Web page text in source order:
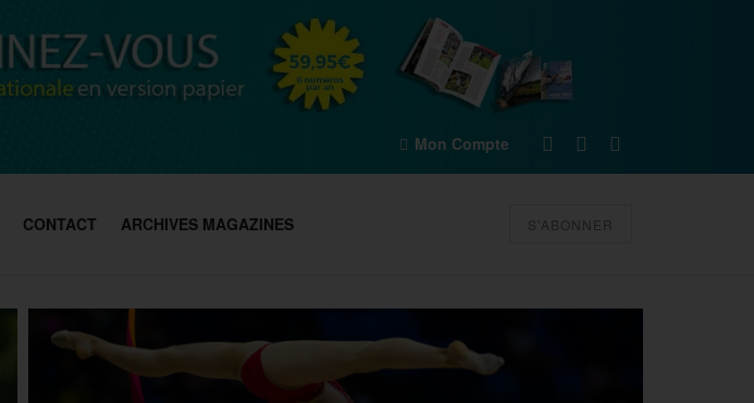
Mon Compte
CONTACT ARCHIVES MAGAZINES S'ABONNER